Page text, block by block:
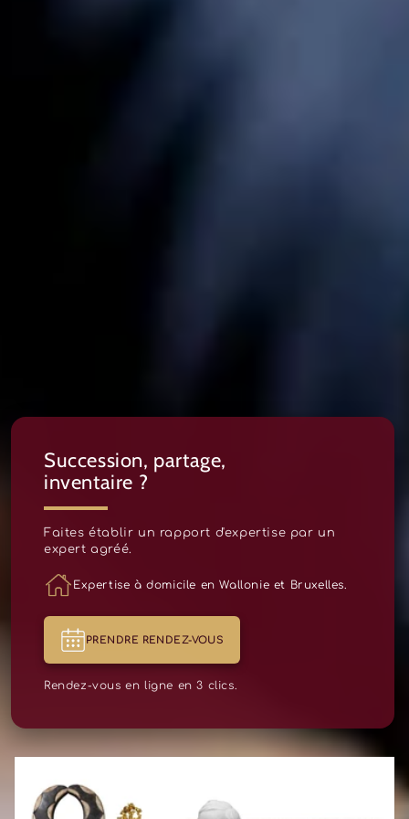
Succession, partage,
inventaire ?
Faites établir un rapport d'expertise par un
expert agréé.
Expertise à domicile en Wallonie et Bruxelles.
PRENDRE RENDEZ-VOUS
Rendez-vous en ligne en 3 clics.